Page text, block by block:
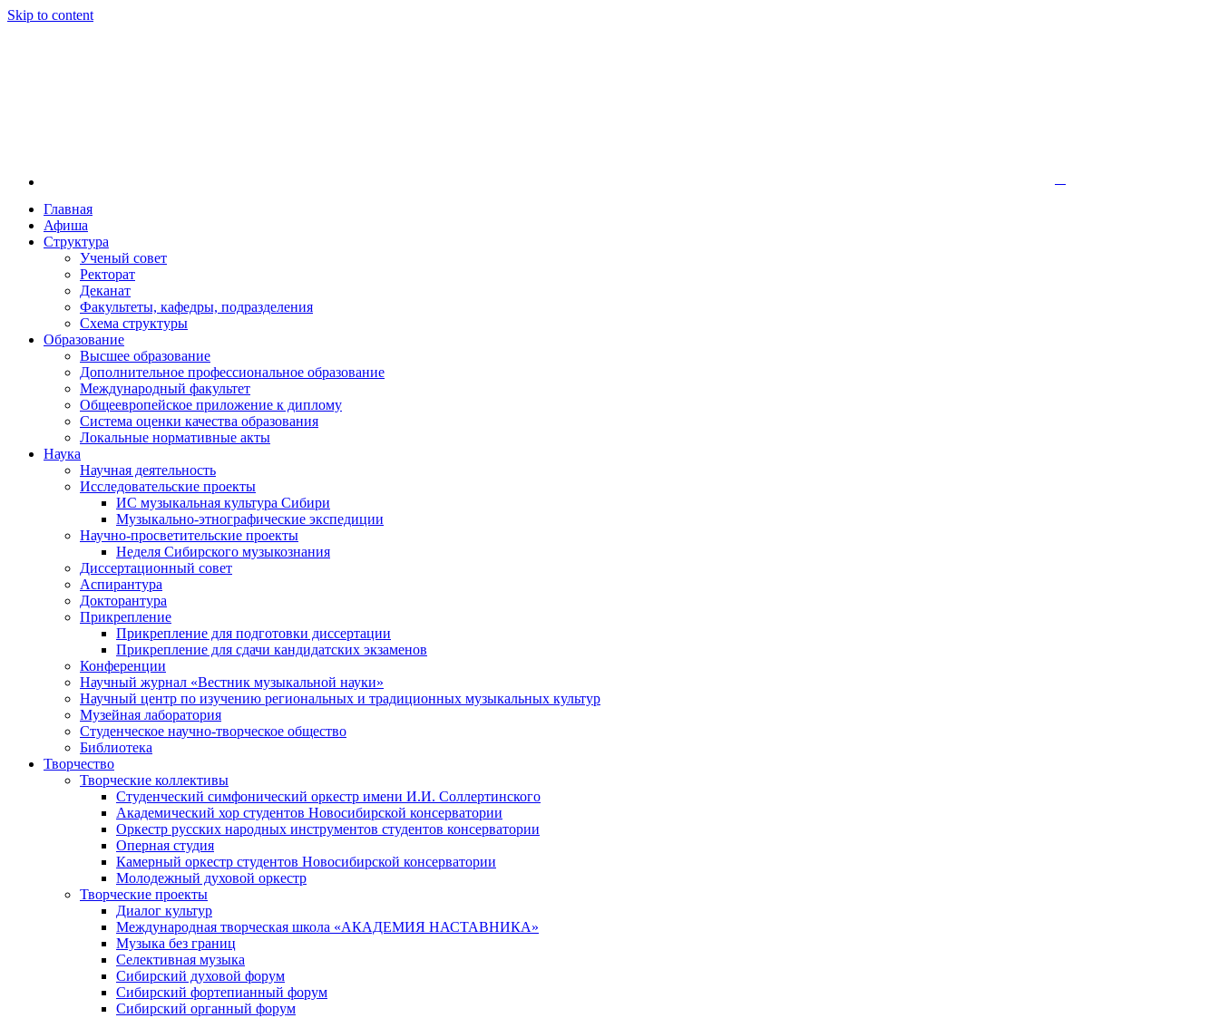
Skip to content
Новосибирская государственная консерватория имени М. И. Глинки
Новосибирская государственная консерватория имени М. И. Глинки — высшее музыкальное учебное заведение в Новосибирске. Основанная в 1956
году распоряжением совмина РСФСР и указом министерства культуры РСФСР, консерватория стала первым музыкальным высшим учебным
заведением в Сибири[2] и до сих пор остаётся единственным за пределами европейской части России[3]. С 1957 года она носит имя Михаила Ивановича
Глинки.
Главная
Афиша
Структура
Ученый совет
Ректорат
Деканат
Факультеты, кафедры, подразделения
Схема структуры
Образование
Высшее образование
Дополнительное профессиональное образование
Международный факультет
Общеевропейское приложение к диплому
Система оценки качества образования
Локальные нормативные акты
Наука
Научная деятельность
Исследовательские проекты
ИС музыкальная культура Сибири
Музыкально-этнографические экспедиции
Научно-просветительские проекты
Неделя Сибирского музыкознания
Диссертационный совет
Аспирантура
Докторантура
Прикрепление
Прикрепление для подготовки диссертации
Прикрепление для сдачи кандидатских экзаменов
Конференции
Научный журнал «Вестник музыкальной науки»
Научный центр по изучению региональных и традиционных музыкальных культур
Музейная лаборатория
Студенческое научно-творческое общество
Библиотека
Творчество
Творческие коллективы
Студенческий симфонический оркестр имени И.И. Соллертинского
Академический хор студентов Новосибирской консерватории
Оркестр русских народных инструментов студентов консерватории
Оперная студия
Камерный оркестр студентов Новосибирской консерватории
Молодежный духовой оркестр
Творческие проекты
Диалог культур
Международная творческая школа «АКАДЕМИЯ НАСТАВНИКА»
Музыка без границ
Селективная музыка
Сибирский духовой форум
Сибирский фортепианный форум
Сибирский органный форум